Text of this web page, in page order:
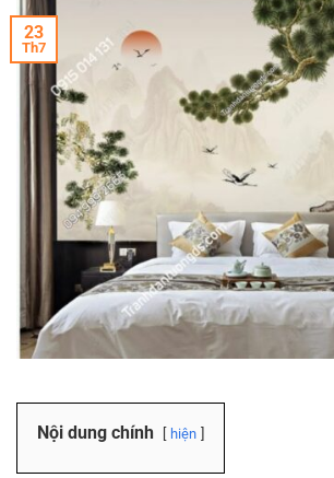
23
Th7
Nội dung chính hiện